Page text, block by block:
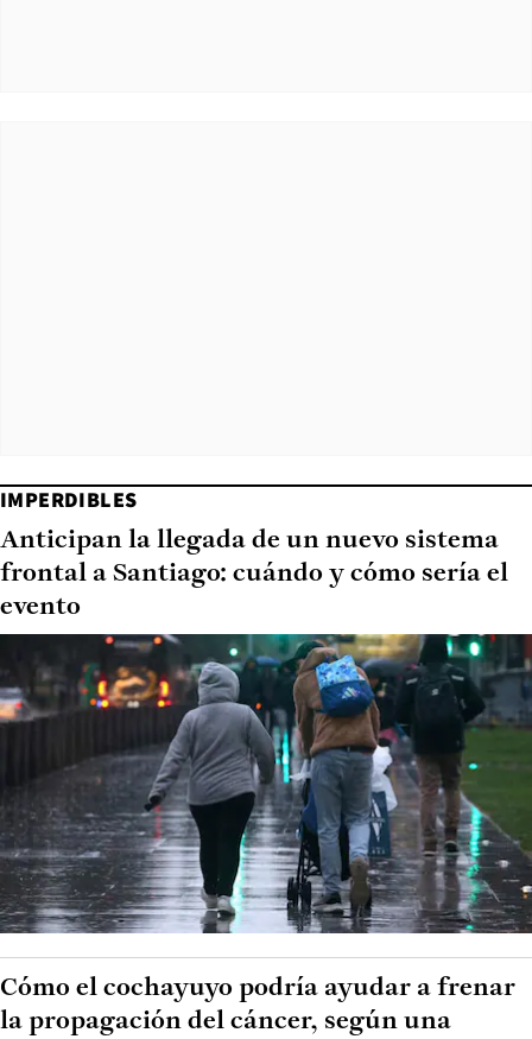
IMPERDIBLES
Anticipan la llegada de un nuevo sistema
frontal a Santiago: cuándo y cómo sería el
evento
Cómo el cochayuyo podría ayudar a frenar
la propagación del cáncer, según una